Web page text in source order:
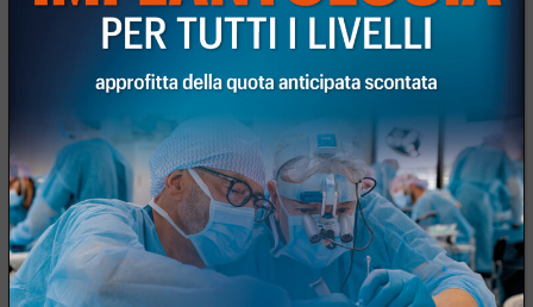
Scarica la brochure del corso